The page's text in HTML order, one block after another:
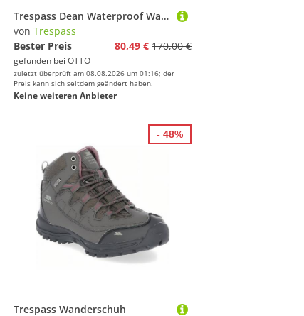
Trespass Dean Waterproof Walking Boot Wanderschuh
von Trespass
Bester Preis
80,49 € 170,00 €
gefunden bei OTTO
zuletzt überprüft am 08.08.2026 um 01:16; der
Preis kann sich seitdem geändert haben.
Keine weiteren Anbieter
Trespass Wanderschuh
- 48%